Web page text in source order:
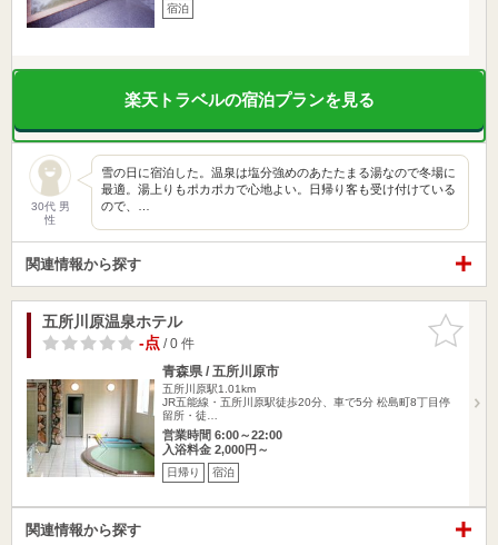
宿泊
楽天トラベルの宿泊プランを見る
30代 男
性
雪の日に宿泊した。温泉は塩分強めのあたたまる湯なので冬場に
最適。湯上りもポカポカで心地よい。日帰り客も受け付けている
ので、…
関連情報から探す
お気に入
りに追加
五所川原温泉ホテル
-点/ 0 件
青森県 / 五所川原市
五所川原駅1.01km
JR五能線・五所川原駅徒歩20分、車で5分 松島町8丁目停
留所・徒…
営業時間 6:00～22:00
入浴料金 2,000円～
日帰り 宿泊
関連情報から探す